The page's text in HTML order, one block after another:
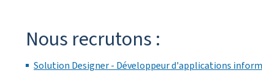
Nous recrutons :
Solution Designer - Développeur d'applications